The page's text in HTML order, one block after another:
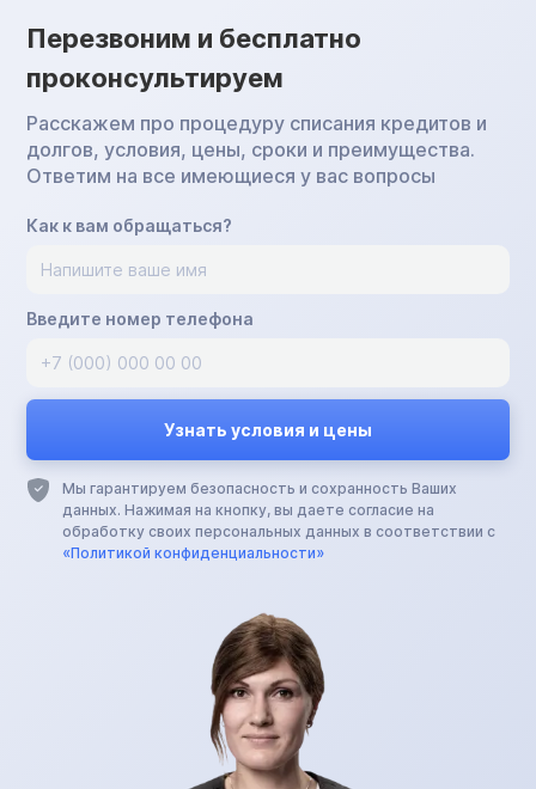
Перезвоним и бесплатно
проконсультируем
Расскажем про процедуру списания кредитов и
долгов, условия, цены, сроки и преимущества.
Ответим на все имеющиеся у вас вопросы
Как к вам обращаться?
Введите номер телефона
Мы гарантируем безопасность и сохранность Ваших
данных. Нажимая на кнопку, вы даете согласие на
обработку своих персональных данных в соответствии с
«Политикой конфиденциальности»